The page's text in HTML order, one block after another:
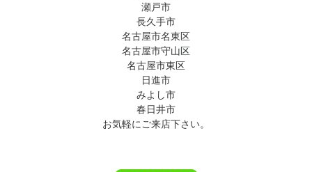
瀬戸市
長久手市
名古屋市名東区
名古屋市守山区
名古屋市東区
日進市
みよし市
春日井市
お気軽にご来店下さい。